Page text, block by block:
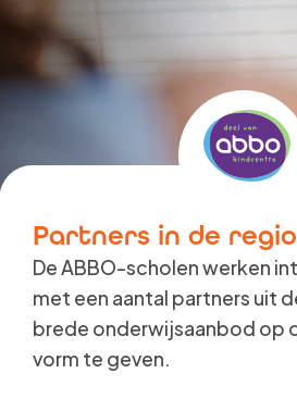
De ABBO-scholen werken
met een aantal partners uit
brede onderwijsaanbod op
vorm te geven.
Partners in de regio